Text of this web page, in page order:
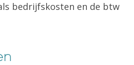
bedrijfskosten en de btw